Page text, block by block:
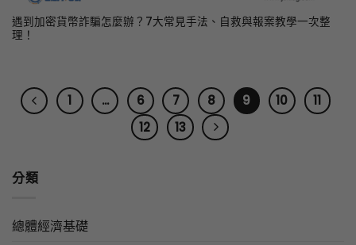
遇到加密貨幣詐騙怎麼辦？7大常見手法、自救與報案教學一次整
理！
1 ... 6 7 8 9 10
11
12
13
分類
總體經濟基礎